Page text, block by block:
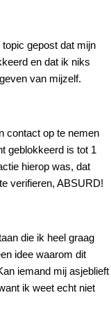
gepost dat mijn
en dat ik niks
van mijzelf.
contact op te nemen
geblokkeerd is tot 1
hierop was, dat
verifieren, ABSURD!
die ik heel graag
idee waarom dit
iemand mij asjeblieft
ik weet echt niet